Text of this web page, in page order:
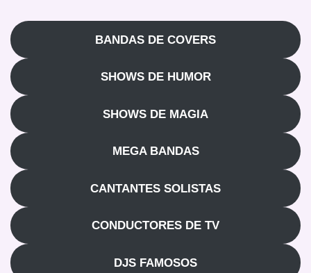
BANDAS DE COVERS
SHOWS DE HUMOR
SHOWS DE MAGIA
MEGA BANDAS
CANTANTES SOLISTAS
CONDUCTORES DE TV
DJS FAMOSOS